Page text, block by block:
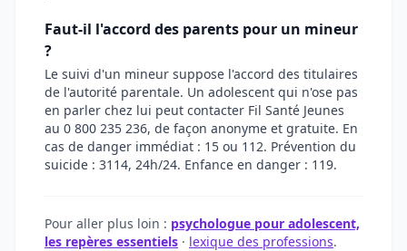
Faut-il l'accord des parents pour un mineur
?
Le suivi d'un mineur suppose l'accord des titulaires
de l'autorité parentale. Un adolescent qui n'ose pas
en parler chez lui peut contacter Fil Santé Jeunes
au 0 800 235 236, de façon anonyme et gratuite. En
cas de danger immédiat : 15 ou 112. Prévention du
suicide : 3114, 24h/24. Enfance en danger : 119.
Pour aller plus loin : psychologue pour adolescent,
les repères essentiels · lexique des professions.